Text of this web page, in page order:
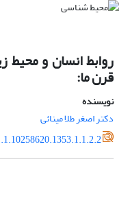
روابط انسان و
قرن ما:
نویسنده
دکتر اصغر طلا مینائی